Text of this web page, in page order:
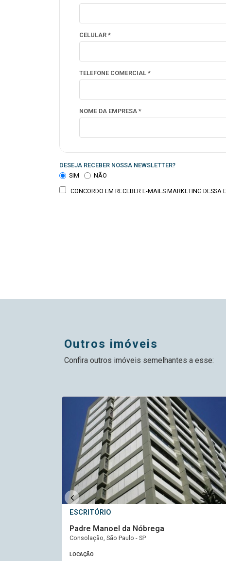
CELULAR *
TELEFONE COMERCIAL *
NOME DA EMPRESA *
DESEJA RECEBER NOSSA NEWSLETTER?
SIM
NÃO
CONCORDO EM RECEBER E-MAILS MARKETING
outros imóveis
Confira outros imóveis semelhantes a esse:
ESCRITÓRIO
Padre Manoel da Nóbrega
Consolação, São Paulo - SP
LOCAÇÃO